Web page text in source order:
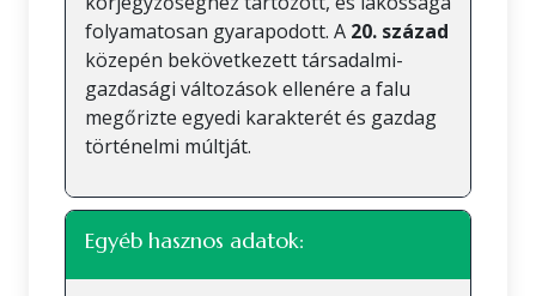
folyamatosan gyarapodott. A 20. század
közepén bekövetkezett társadalmi-
gazdasági változások ellenére a falu
megőrizte egyedi karakterét és gazdag
történelmi múltját.
Egyéb hasznos adatok: